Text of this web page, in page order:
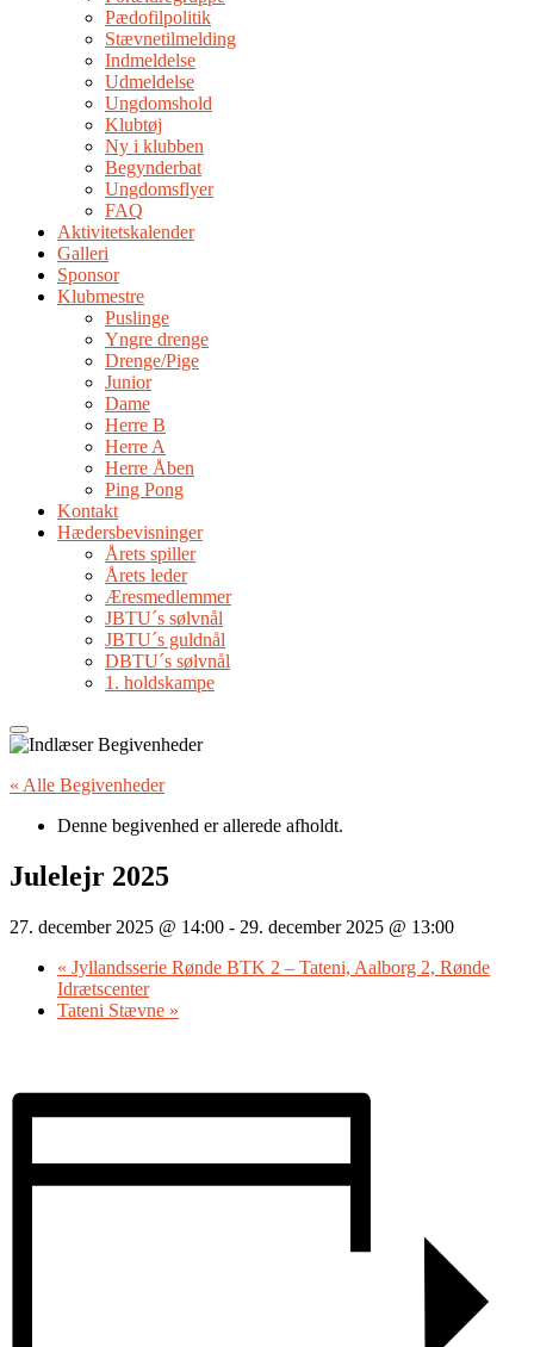
Pædofilpolitik
Stævnetilmelding
Indmeldelse
Udmeldelse
Ungdomshold
Klubtøj
Ny i klubben
Begynderbat
Ungdomsflyer
FAQ
Aktivitetskalender
Galleri
Sponsor
Klubmestre
Puslinge
Yngre drenge
Drenge/Pige
Junior
Dame
Herre B
Herre A
Herre Åben
Ping Pong
Kontakt
Hædersbevisninger
Årets spiller
Årets leder
Æresmedlemmer
JBTU´s sølvnål
JBTU´s guldnål
DBTU´s sølvnål
1. holdskampe
« Alle Begivenheder
Denne begivenhed er allerede afholdt.
Julelejr 2025
27. december 2025 @ 14:00 - 29. december 2025 @ 13:00
« Jyllandsserie Rønde BTK 2 – Tateni, Aalborg 2, Rønde
Idrætscenter
Tateni Stævne »